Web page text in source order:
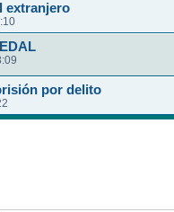
extranjero
por delito